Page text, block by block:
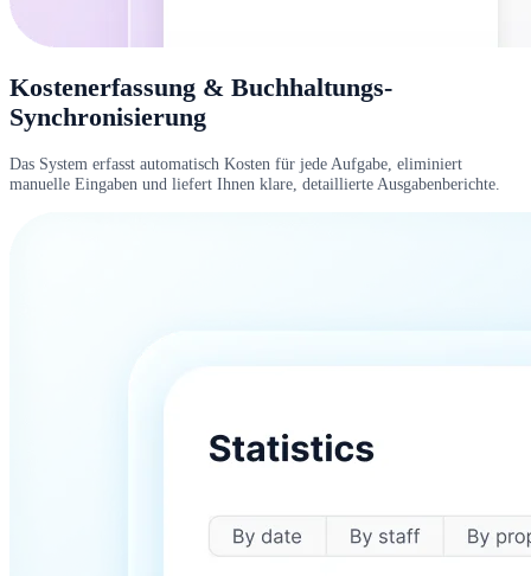
Kostenerfassung & Buchhaltungs-
Synchronisierung
Das System erfasst automatisch Kosten für jede Aufgabe, eliminiert
manuelle Eingaben und liefert Ihnen klare, detaillierte Ausgabenberichte.